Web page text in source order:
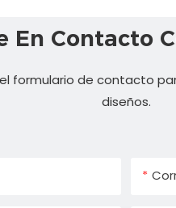
En Contacto
formulario de contacto
diseños.